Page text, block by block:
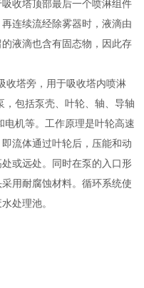
收塔顶部最后一个喷淋组件
连续流经除雾器时，液滴由
液滴也含有固态物，因此存
收塔旁，用于吸收塔内喷淋
包括泵壳、叶轮、轴、导轴
机等。工作原理是叶轮高速
流体通过叶轮后，压能和动
或远处。同时在泵的入口形
用耐腐蚀材料。循环系统使
处理池。